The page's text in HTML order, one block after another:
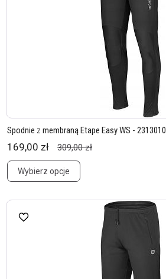
Spodnie z membraną Etape Easy WS - 2313010
169,00 zł 309,00 zł
Wybierz opcje